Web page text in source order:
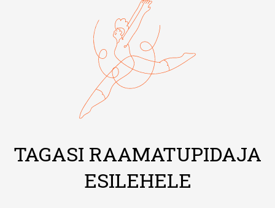
TAGASI RAAMATUPIDAJA
ESILEHELE